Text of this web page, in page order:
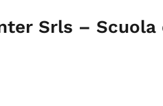
Srls – Scuola